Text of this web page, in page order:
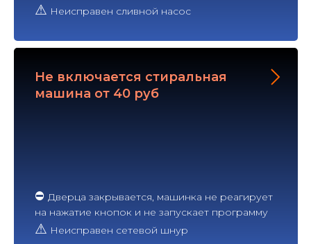
⚠ Неисправен сливной насос
Не включается стиральная
машина от 40 руб
⛔ Дверца закрывается, машинка не реагирует
на нажатие кнопок и не запускает программу
⚠ Неисправен сетевой шнур